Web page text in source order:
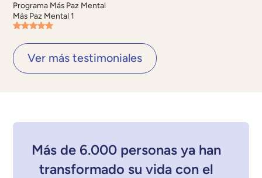
Programa Más Paz Mental
Más Paz Mental 1
Ver más testimoniales
Más de 6.000 personas ya han
transformado su vida con el